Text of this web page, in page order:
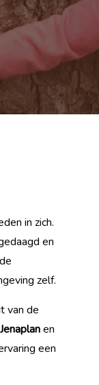
in zich.
en
zelf.
van de
Jenaplanen
een